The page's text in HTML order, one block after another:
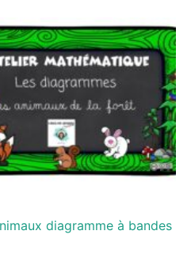
diagramme à bandes